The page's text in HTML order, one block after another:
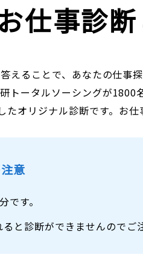
仕事診断
えることで、あなたの仕事
トータルソーシングが1800
たオリジナル診断です。お仕
意
です。
と診断ができませんのでご